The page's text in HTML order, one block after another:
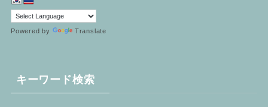
Powered by Translate
キーワード検索